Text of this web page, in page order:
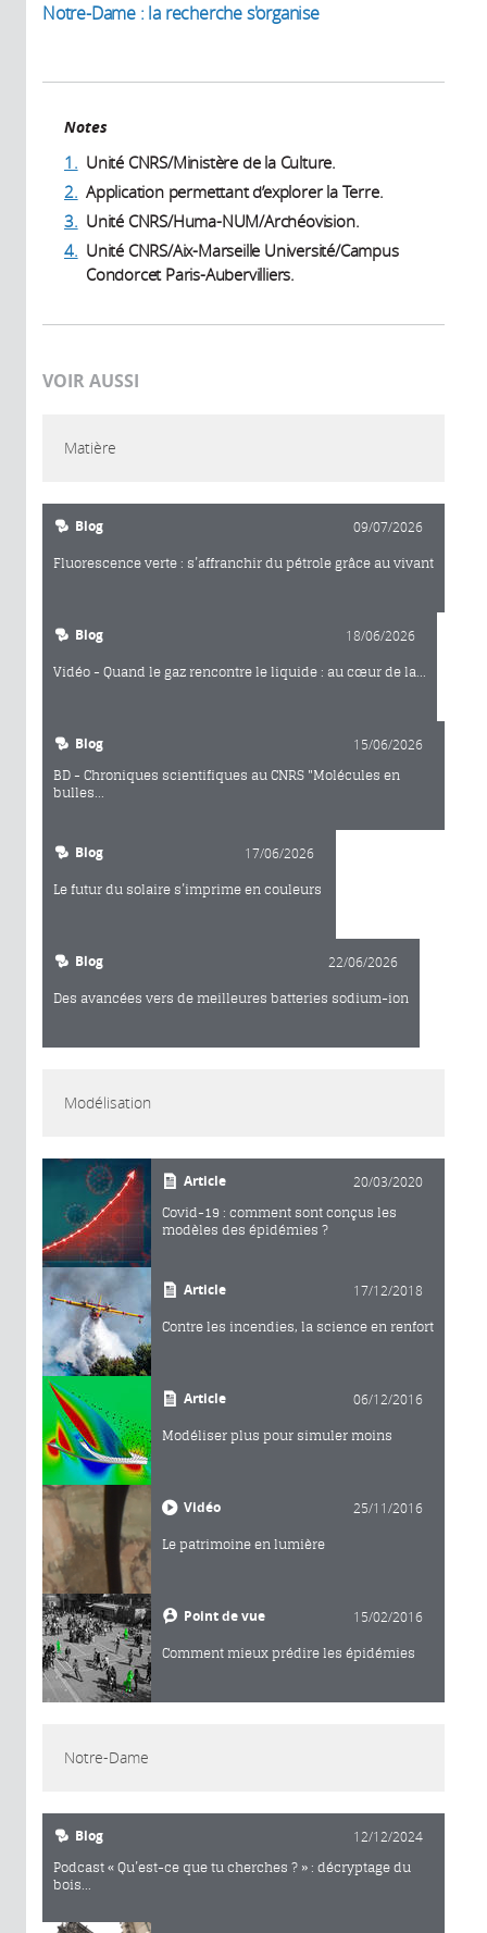
Notre-Dame : la recherche s'organise
Notes
1. Unité CNRS/Ministère de la Culture.
2. Application permettant d’explorer la Terre.
3. Unité CNRS/Huma-NUM/Archéovision.
4. Unité CNRS/Aix-Marseille Université/Campus
Condorcet Paris-Aubervilliers.
VOIR AUSSI
Matière
Blog 09/07/2026
Fluorescence verte : s’affranchir du pétrole grâce au vivant
Blog 18/06/2026
Vidéo - Quand le gaz rencontre le liquide : au cœur de la...
Blog 15/06/2026
BD - Chroniques scientifiques au CNRS "Molécules en
bulles...
Blog 17/06/2026
Le futur du solaire s’imprime en couleurs
Blog 22/06/2026
Des avancées vers de meilleures batteries sodium-ion
Modélisation
Article 20/03/2020
Covid-19 : comment sont conçus les
modèles des épidémies ?
Article 17/12/2018
Contre les incendies, la science en renfort
Article 06/12/2016
Modéliser plus pour simuler moins
Vidéo 25/11/2016
Le patrimoine en lumière
Point de vue 15/02/2016
Comment mieux prédire les épidémies
Notre-Dame
Blog 12/12/2024
Podcast « Qu’est-ce que tu cherches ? » : décryptage du
bois...